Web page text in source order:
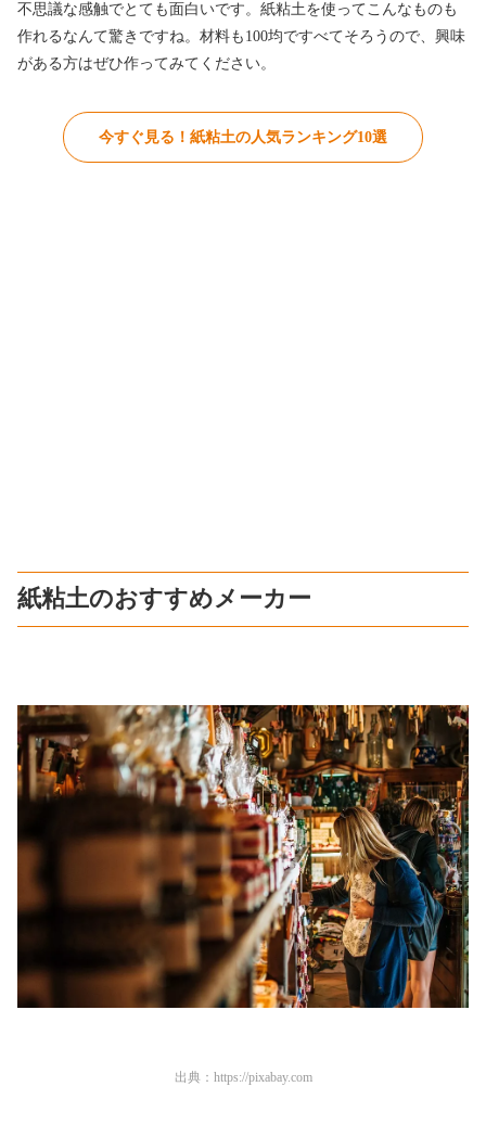
不思議な感触でとても面白いです。紙粘土を使ってこんなものも
作れるなんて驚きですね。材料も100均ですべてそろうので、興味
がある方はぜひ作ってみてください。
今すぐ見る！紙粘土の人気ランキング10選
紙粘土のおすすめメーカー
出典： https://pixabay.com